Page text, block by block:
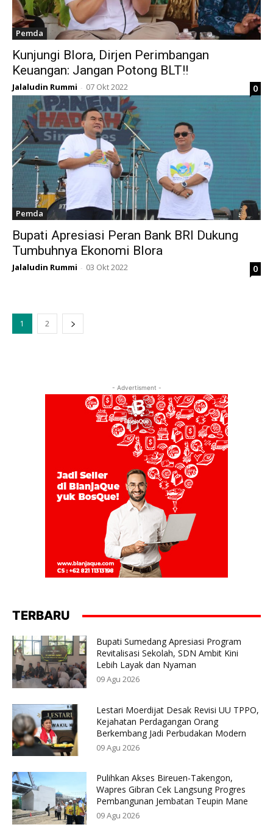
Pemda
Kunjungi Blora, Dirjen Perimbangan
Keuangan: Jangan Potong BLT!!
Jalaludin Rummi - 07 Okt 2022 0
Pemda
Bupati Apresiasi Peran Bank BRI Dukung
Tumbuhnya Ekonomi Blora
Jalaludin Rummi - 03 Okt 2022 0
1 2
- Advertisment -
TERBARU
Bupati Sumedang Apresiasi Program
Revitalisasi Sekolah, SDN Ambit Kini
Lebih Layak dan Nyaman
09 Agu 2026
Lestari Moerdijat Desak Revisi UU TPPO,
Kejahatan Perdagangan Orang
Berkembang Jadi Perbudakan Modern
09 Agu 2026
Pulihkan Akses Bireuen-Takengon,
Wapres Gibran Cek Langsung Progres
Pembangunan Jembatan Teupin Mane
09 Agu 2026